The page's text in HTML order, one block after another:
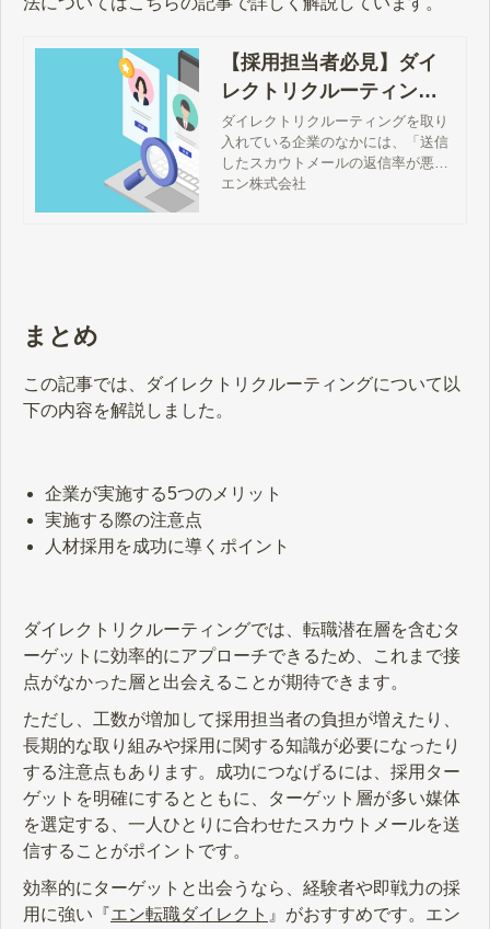
【採用担当者必見】ダイ
レクトリクルーティング
の返信率を上げる手法
ダイレクトリクルーティングを取り
入れている企業のなかには、「送信
したスカウトメールの返信率が悪
い」「どうすれば効率的な運用を行
エン株式会社
まとめ
この記事では、ダイレクトリクルーティングについて以
下の内容を解説しました。
企業が実施する5つのメリット
実施する際の注意点
人材採用を成功に導くポイント
ダイレクトリクルーティングでは、転職潜在層を含むタ
ーゲットに効率的にアプローチできるため、これまで接
点がなかった層と出会えることが期待できます。
ただし、工数が増加して採用担当者の負担が増えたり、
長期的な取り組みや採用に関する知識が必要になったり
する注意点もあります。成功につなげるには、採用ター
ゲットを明確にするとともに、ターゲット層が多い媒体
を選定する、一人ひとりに合わせたスカウトメールを送
信することがポイントです。
効率的にターゲットと出会うなら、経験者や即戦力の採
用に強い『エン転職ダイレクト 』がおすすめです。エン